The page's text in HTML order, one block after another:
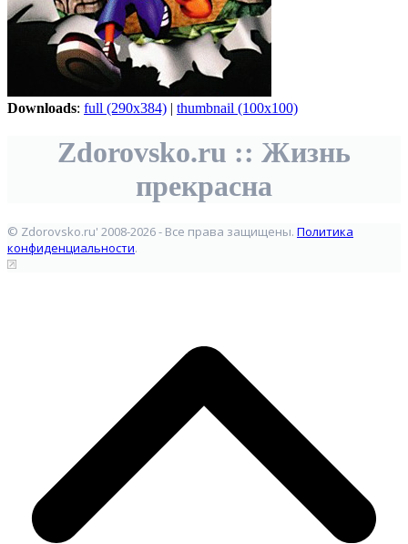
Downloads: full (290x384) | thumbnail (100x100)
Zdorovsko.ru :: Жизнь
прекрасна
© Zdorovsko.ru' 2008-2026 - Все права защищены. Политика
конфиденциальности.